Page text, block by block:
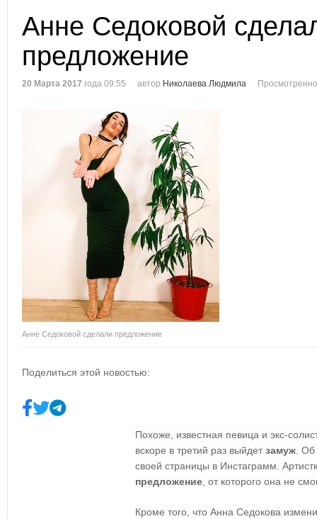
Анне Седоковой
предложение
20 Марта 2017 года 09:55 автор Николаева Людмила
Анне Седоковой сделали предложение
Поделиться этой новостью:
Похоже, известная певица и экс-
вскоре в третий раз выйдетзамуж .
своей страницы в Инстаграмм.
предложение , от которого она не
Кроме того, что Анна Седокова